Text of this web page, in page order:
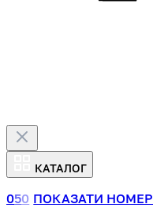
КАТАЛОГ
050 ПОКАЗАТИ НОМЕР